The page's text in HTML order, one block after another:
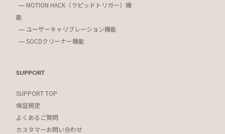
MOTION HACK（ラピッドトリガー）機
能
ユーザーキャリブレーション機能
SOCDクリーナー機能
SUPPORT
SUPPORT TOP
保証規定
よくあるご質問
カスタマーお問い合わせ